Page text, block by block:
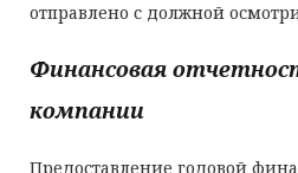
отправлено с должной
Финансовая
компании
Предоставление годовой